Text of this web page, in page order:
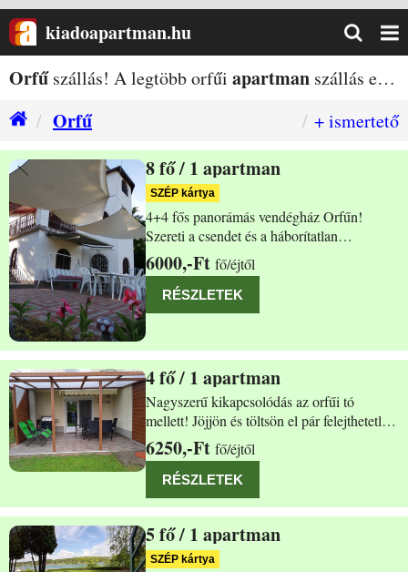
kiadoapartman.hu
Orfűszállás! A legtöbb orfűi apartman szállás egy helyen!
Orfű + ismertető
8 / 1 apartman
Orfű Pince sor 5
SZÉP kártya
4+4 fős panorámás vendégház Orfűn!
Szereti a csendet és a háborítatlan
nyugalmat? Szeretne a páratlan mecseki
panorámában gyönyörködni? Akkor
megtalálta az ideális helyet. A vendégház
autóval az orfűi szerpentinen közelíthető
6000,-Ft fő/éjtől
RÉSZLETEK
4 / 1 apartman
Orfű Kalaphegyi u.7.
Nagyszerű kikapcsolódás az orfűi tó
mellett! Jöjjön és töltsön el pár felejthetetlen
napot nálunk és élvezze a táj szépségét.
Nyugodt, csendes utcában lévő teljesen
felújított klimatizált apartmanunkban
felüdülés lesz minden eltöltött perc. A
6250,-Ft fő/éjtől
RÉSZLETEK
5 / 1 apartman
Orfű Dollár utca 21. fsz.
SZÉP kártya